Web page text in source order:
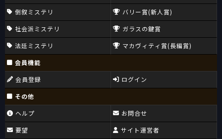
倒叙ミステリ
社会派ミステリ
法廷ミステリ
バリー賞(新人賞)
ガラスの鍵賞
マカヴィティ賞(長編賞)
会員機能
会員登録
ログイン
その他
ヘルプ
要望
お問合せ
サイト運営者